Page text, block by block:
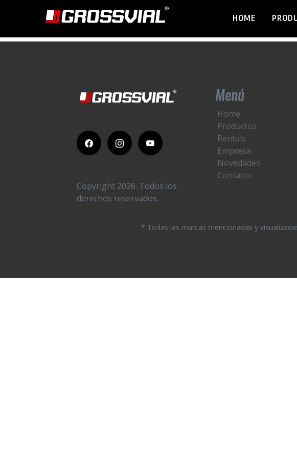
HOME
This is my archive 99
Copyright 2026. Todos los
derechos reservados.
Menú
Home
Productos
Rentals
Empresa
Novedades
Contacto
* Todas las marcas mencionadas y